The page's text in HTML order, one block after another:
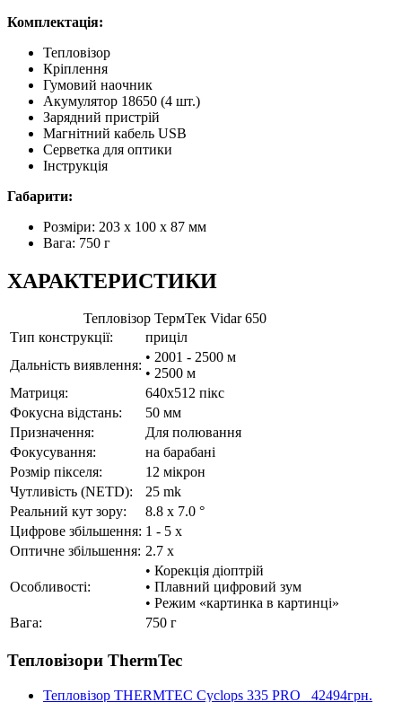
Комплектація:
Тепловізор
Кріплення
Гумовий наочник
Акумулятор 18650 (4 шт.)
Зарядний пристрій
Магнітний кабель USB
Серветка для оптики
Інструкція
Габарити:
Розміри: 203 х 100 х 87 мм
Вага: 750 г
ХАРАКТЕРИСТИКИ
Тепловізор ТермТек Vidar 650
Тип конструкції:
приціл
Дальність виявлення:
• 2001 - 2500 м
• 2500 м
Матриця:
640x512 пікс
Фокусна відстань:
50 мм
Призначення:
Для полювання
Фокусування:
на барабані
Розмір пікселя:
12 мікрон
Чутливість (NETD):
25 mk
Реальний кут зору:
8.8 x 7.0 °
Цифрове збільшення: 1 - 5 x
Оптичне збільшення: 2.7 x
Особливості:
• Корекція діоптрій
• Плавний цифровий зум
• Режим «картинка в картинці»
Вага:
750 г
Тепловізори ThermTec
Тепловізор THERMTEC Cyclops 335 PRO 42494грн.